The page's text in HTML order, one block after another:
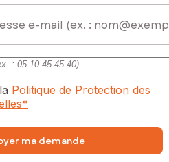
Politique de Protection des
*
ma demande